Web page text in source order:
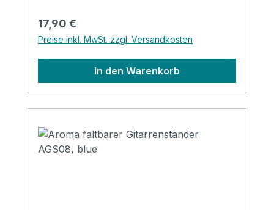
Regulärer Preis:
17,90 €
Preise inkl. MwSt. zzgl. Versandkosten
In den Warenkorb